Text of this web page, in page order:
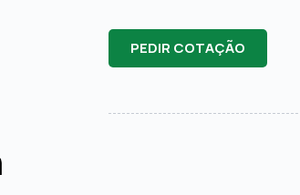
PEDIR COTAÇÃO